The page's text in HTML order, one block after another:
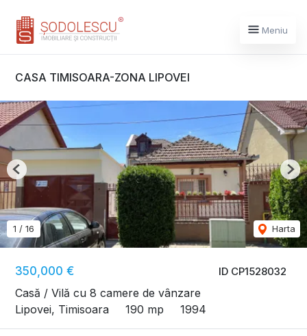
Meniu
CASA TIMISOARA-ZONA LIPOVEI
ID CP1528032
350,000 €
Casă / Vilă cu 8 camere de vânzare
Lipovei, Timisoara
190 mp 1994
1 / 16 Harta
Previous